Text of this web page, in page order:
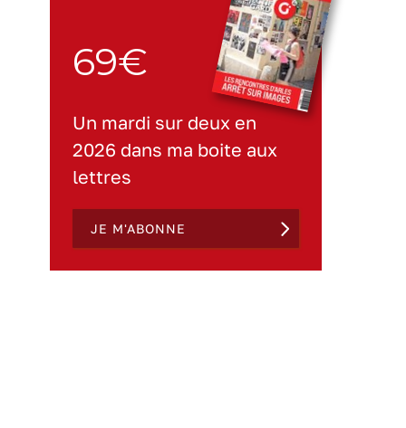
69€
Un mardi sur deux en
2026 dans ma boite aux
lettres
JE M'ABONNE